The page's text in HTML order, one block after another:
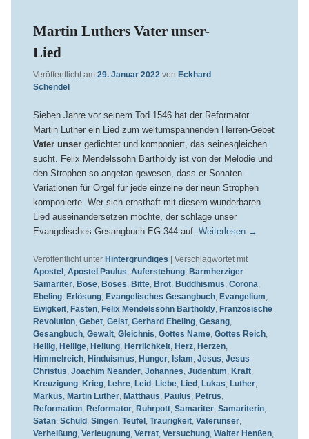
Martin Luthers Vater unser-
Lied
Veröffentlicht am 29. Januar 2022 von Eckhard
Schendel
Sieben Jahre vor seinem Tod 1546 hat der Reformator
Martin Luther ein Lied zum weltumspannenden Herren-Gebet
Vater unser gedichtet und komponiert, das seinesgleichen
sucht. Felix Mendelssohn Bartholdy ist von der Melodie und
den Strophen so angetan gewesen, dass er Sonaten-
Variationen für Orgel für jede einzelne der neun Strophen
komponierte. Wer sich ernsthaft mit diesem wunderbaren
Lied auseinandersetzen möchte, der schlage unser
Evangelisches Gesangbuch EG 344 auf. Weiterlesen →
Veröffentlicht unter Hintergründiges | Verschlagwortet mit
Apostel, Apostel Paulus Auferstehung, Barmherziger
Samariter, Böse, Böses Bitte, Brot, Buddhismus Corona
Ebeling, Erlösung, Evangelisches Gesangbuch, Evangelium
Ewigkeit, Fasten, Felix Mendelssohn Bartholdy, Französische
Revolution, Gebet, Geist, Gerhard Ebeling, Gesang,
Gesangbuch, Gewalt, Gleichnis Gottes Name, Gottes Reich,
Heilig, Heilige, Heilung, Herrlichkeit, Herz, Herzen,
Himmelreich, Hinduismus Hunger, Islam Jesus Jesus
Christus Joachim Neander, Johannes Judentum Kraft,
Kreuzigung, Krieg, Lehre, Leid, Liebe, Lied, Lukas Luther,
Markus Martin Luther, Matthäus Paulus Petrus
Reformation, Reformator, Ruhrpott, Samariter, Samariterin,
Satan, Schuld, Singen, Teufel, Traurigkeit, Vaterunser,
Verheißung, Verleugnung, Verrat, Versuchung, Walter Henßen,